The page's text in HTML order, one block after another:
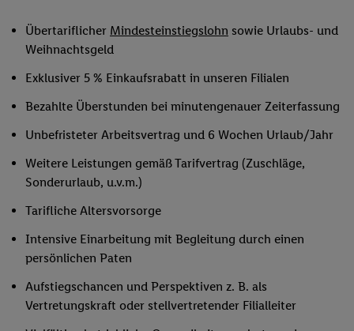
Übertariflicher Mindesteinstiegslohn sowie Urlaubs- und
Weihnachtsgeld
Exklusiver 5 % Einkaufsrabatt in unseren Filialen
Bezahlte Überstunden bei minutengenauer Zeiterfassung
Unbefristeter Arbeitsvertrag und 6 Wochen Urlaub/Jahr
Weitere Leistungen gemäß Tarifvertrag (Zuschläge,
Sonderurlaub, u.v.m.)
Tarifliche Altersvorsorge
Intensive Einarbeitung mit Begleitung durch einen
persönlichen Paten
Aufstiegschancen und Perspektiven z. B. als
Vertretungskraft oder stellvertretender Filialleiter